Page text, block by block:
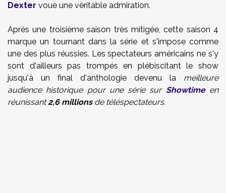
Dexter voue une véritable admiration.
Après une troisième saison très mitigée, cette saison 4
marque un tournant dans la série et s'impose comme
une des plus réussies. Les spectateurs américains ne s'y
sont d'ailleurs pas trompés en plébiscitant le show
jusqu'à un final d'anthologie devenu la meilleure
audience historique pour une série sur Showtimeen
réunissant2,6 millionsde téléspectateurs.